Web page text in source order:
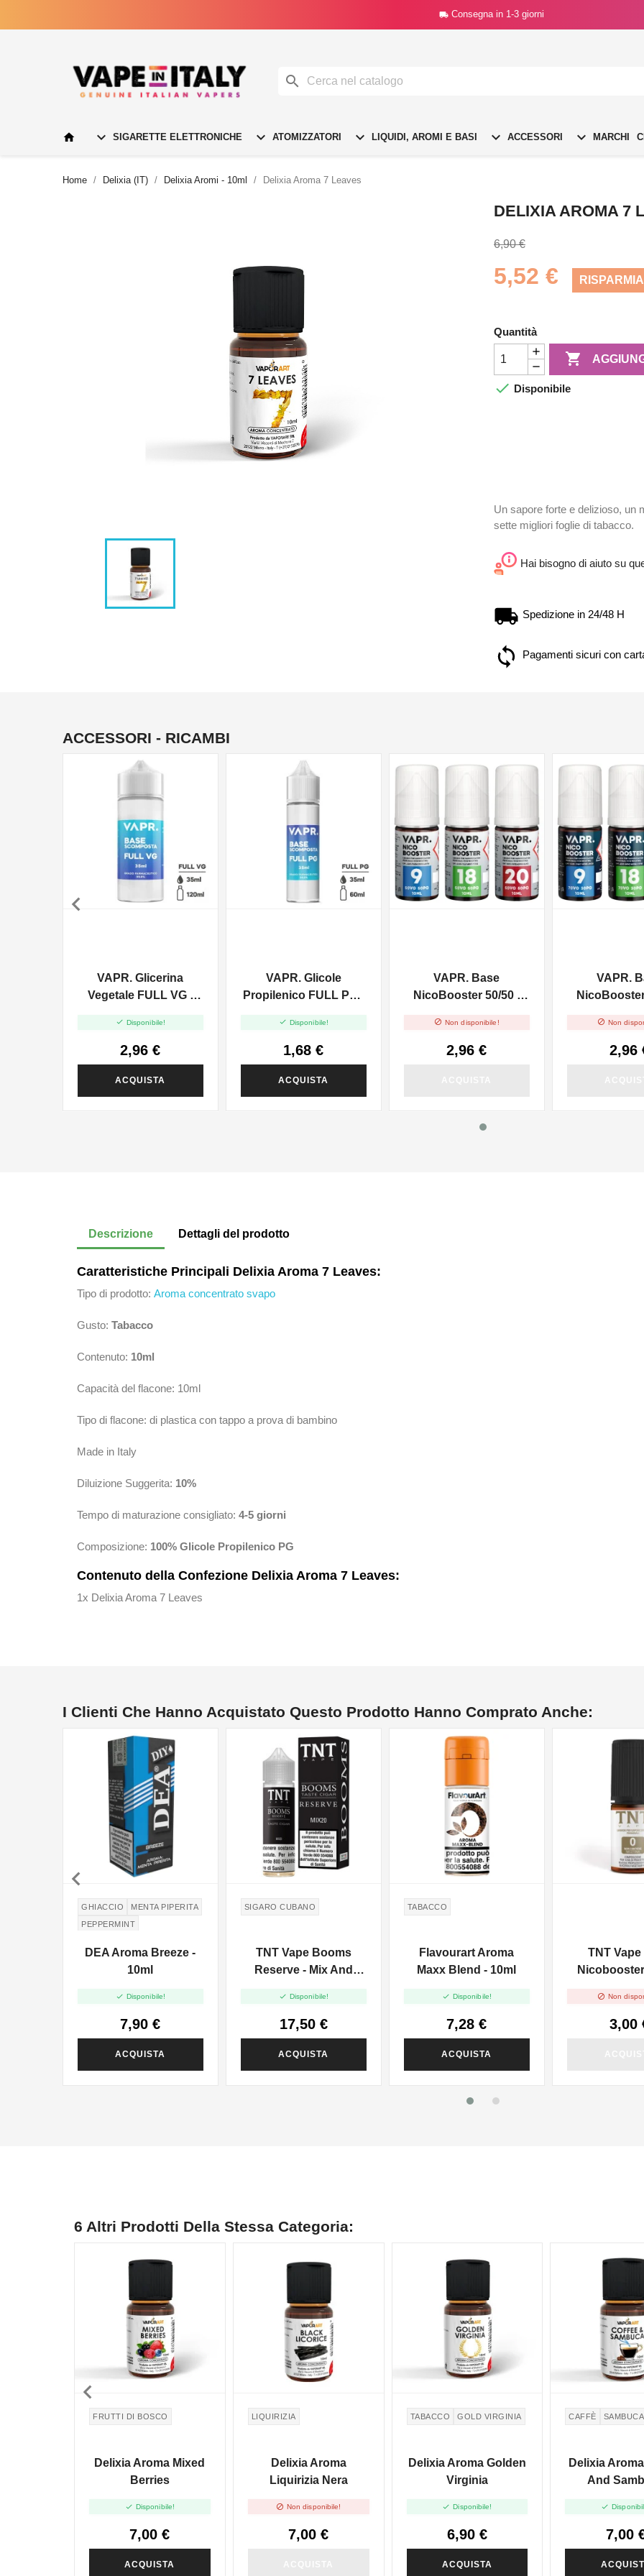
 Consegna in 1-3 giorni

  SIGARETTE ELETTRONICHE  ATOMIZZATORI  LIQUIDI, AROMI E BASI  ACCESSORI  MARCHI
Home Delixia (IT) Delixia Aromi - 10ml Delixia Aroma 7 Leaves
DELIXIA AROMA 7
6,90 €
5,52 €
Quantità

 Disponibile
Un sapore forte e delizioso, un
sette migliori foglie di tabacco.
Hai bisogno di aiuto su
Spedizione in 24/48 H
Pagamenti sicuri con
ACCESSORI - RICAMBI
VAPR. Glicerina
Vegetale FULL VG -
 Disponibile!
2,96 €
ACQUISTA
VAPR. Glicole
Propilenico FULL PG -
 Disponibile!
1,68 €
ACQUISTA
VAPR. Base
NicoBooster 50/50 -
 Non disponibile!
2,96 €
VAPR.
 Non
2,96

Descrizione Dettagli del prodotto
Caratteristiche Principali Delixia Aroma 7 Leaves:
Tipo di prodotto: Aroma concentrato svapo
Gusto: Tabacco
Contenuto: 10ml
Capacità del flacone: 10ml
Tipo di flacone: di plastica con tappo a prova di bambino
Made in Italy
Diluizione Suggerita: 10%
Tempo di maturazione consigliato: 4-5 giorni
Composizione: 100% Glicole Propilenico PG
Contenuto della Confezione Delixia Aroma 7 Leaves:
1x Delixia Aroma 7 Leaves
I Clienti Che Hanno Acquistato Questo Prodotto Hanno Comprato Anche:
GHIACCIO
MENTA PIPERITA
PEPPERMINT
DEA Aroma Breeze -
10ml
 Disponibile!
7,90 €
ACQUISTA
SIGARO CUBANO
TNT Vape Booms
Reserve - Mix And
 Disponibile!
17,50 €
ACQUISTA
TABACCO
Flavourart Aroma
Maxx Blend - 10ml
 Disponibile!
7,28 €
ACQUISTA
TNT
 Non
3,00

6 Altri Prodotti Della Stessa Categoria:
FRUTTI DI BOSCO
Delixia Aroma Mixed
Berries
 Disponibile!
7,00 €
ACQUISTA
LIQUIRIZIA
Delixia Aroma
Liquirizia Nera
 Non disponibile!
7,00 €
NON DISPONIBILE
TABACCO GOLD VIRGINIA
Delixia Aroma Golden
Virginia
 Disponibile!
6,90 €
ACQUISTA
CAFFÈ SAMBUCA
Delixia
And

7,00
